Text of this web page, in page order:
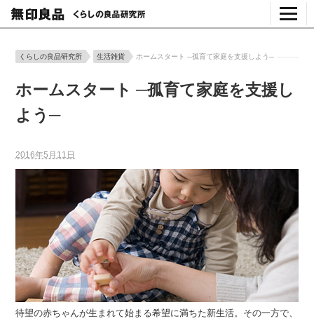
くらしの良品研究所 生活雑貨 ホームスタート ─孤育て家庭を支援しよう─
ホームスタート ─孤育て家庭を支援し
よう─
2016年5月11日
待望の赤ちゃんが生まれて始まる希望に満ちた新生活。その一方で、